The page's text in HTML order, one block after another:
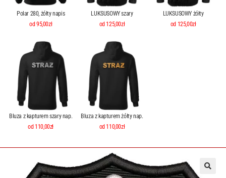
Polar 280, żółty napis
od 95,00zł
LUKSUSOWY szary
od 125,00zł
LUKSUSOWY żółty
od 125,00zł
Bluza z kapturem szary nap.
od 110,00zł
Bluza z kapturem żółty nap.
od 110,00zł